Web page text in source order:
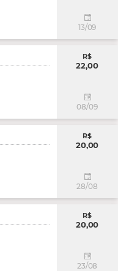
13/09
R$
22,00
08/09
R$
20,00
28/08
R$
20,00
23/08